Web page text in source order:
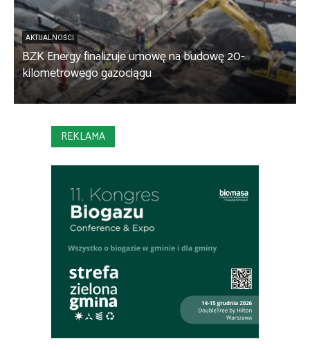
AKTUALNOŚCI
BZK Energy finalizuje umowę na budowę 20-
kilometrowego gazociągu
REKLAMA